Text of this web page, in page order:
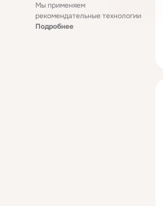
Мы применяем
рекомендательные технологии
Подробнее